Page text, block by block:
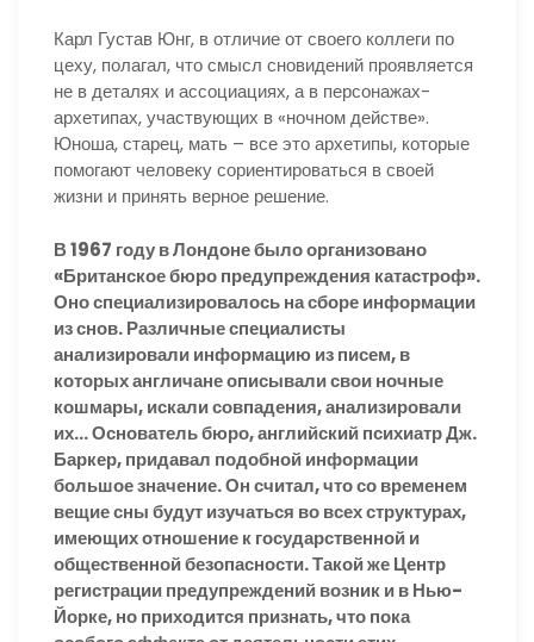
Карл Густав Юнг, в отличие от своего коллеги по
цеху, полагал, что смысл сновидений проявляется
не в деталях и ассоциациях, а в персонажах-
архетипах, участвующих в «ночном действе».
Юноша, старец, мать – все это архетипы, которые
помогают человеку сориентироваться в своей
жизни и принять верное решение.
В 1967 году в Лондоне было организовано
«Британское бюро предупреждения катастроф».
Оно специализировалось на сборе информации
из снов. Различные специалисты
анализировали информацию из писем, в
которых англичане описывали свои ночные
кошмары, искали совпадения, анализировали
их… Основатель бюро, английский психиатр Дж.
Баркер, придавал подобной информации
большое значение. Он считал, что со временем
вещие сны будут изучаться во всех структурах,
имеющих отношение к государственной и
общественной безопасности. Такой же Центр
регистрации предупреждений возник и в Нью-
Йорке, но приходится признать, что пока